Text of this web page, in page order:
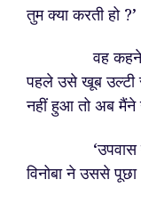
तुम क्या करती हो ?’
वह कहने लगी
पहले उसे खूब उल्टी
नहीं हुआ तो अब मैंने
‘उपवास में
विनोबा ने उससे